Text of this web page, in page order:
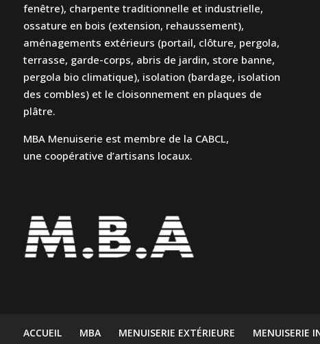
fenêtre), charpente traditionnelle et industrielle,
ossature en bois (extension, rehaussement),
aménagements extérieurs (portail, clôture, pergola,
terrasse, garde-corps, abris de jardin, store banne,
pergola bio climatique), isolation (bardage, isolation
des combles) et le cloisonnement en plaques de
plâtre.
MBA Menuiserie est membre de la CABCL,
une coopérative d’artisans locaux.
ACCUEIL MBA MENUISERIE EXTÉRIEURE MENUISERIE